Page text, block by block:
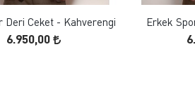
Deri Ceket - Kahverengi
6.950,00
Erkek